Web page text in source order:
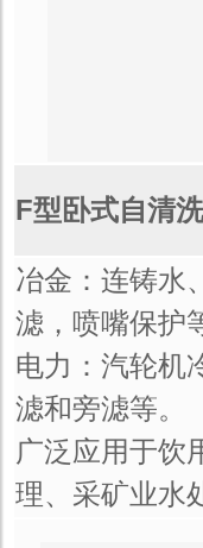
F型卧式自清
冶金：连铸水
滤，喷嘴保护
电力：汽轮机
滤和旁滤等。
广泛应用于饮
理、采矿业水